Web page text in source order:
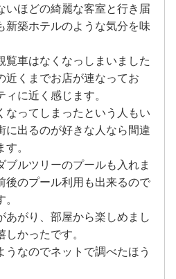
いほどの綺麗な客室と行き届
新築ホテルのような気分を味
覧車はなくなっしまいました
近くまでお店が連なってお
に近く感じます。
なってしまったという人もい
に出るのが好きな人なら間違
。
ブルツリーのプールも入れま
後のプール利用も出来るので
あがり、部屋から楽しめまし
かったです。
うなのでネットで調べたほう